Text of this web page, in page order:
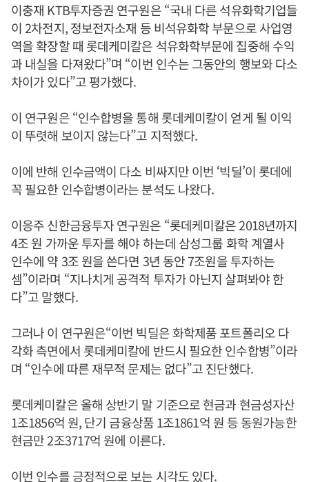
이충재 KTB투자증권 연구원은 “국내 다른 석유화학기업들
이 2차전지, 정보전자소재 등 비석유화학 부문으로 사업영
역을 확장할 때 롯데케미칼은 석유화학부문에 집중해 수익
과 내실을 다져왔다”며 “이번 인수는 그동안의 행보와 다소
차이가 있다”고 평가했다.
이 연구원은 “인수합병을 통해 롯데케미칼이 얻게 될 이익
이 뚜렷해 보이지 않는다”고 지적했다.
이에 반해 인수금액이 다소 비싸지만 이번 ‘빅딜’이 롯데에
꼭 필요한 인수합병이라는 분석도 나왔다.
이응주 신한금융투자 연구원은 “롯데케미칼은 2018년까지
4조 원 가까운 투자를 해야 하는데 삼성그룹 화학 계열사
인수에 약 3조 원을 쓴다면 3년 동안 7조원을 투자하는
셈”이라며 “지나치게 공격적 투자가 아닌지 살펴봐야 한
다”고 말했다.
그러나 이 연구원은“이번 빅딜은 화학제품 포트폴리오 다
각화 측면에서 롯데케미칼에 반드시 필요한 인수합병”이라
며 “인수에 따른 재무적 문제는 없다”고 진단했다.
롯데케미칼은 올해 상반기 말 기준으로 현금과 현금성자산
1조1856억 원, 단기 금융상품 1조1861억 원 등 동원가능한
현금만 2조3717억 원에 이른다.
이번 인수를 긍정적으로 보는 시각도 있다.